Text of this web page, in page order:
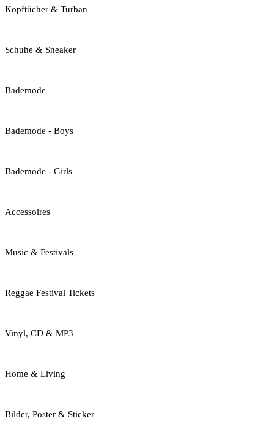
Kopftücher & Turban
Schuhe & Sneaker
Bademode
Bademode - Boys
Bademode - Girls
Accessoires
Music & Festivals
Reggae Festival Tickets
Vinyl, CD & MP3
Home & Living
Bilder, Poster & Sticker